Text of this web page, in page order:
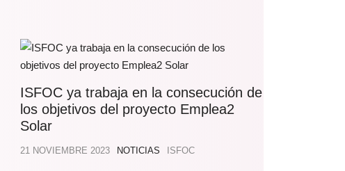
ISFOC ya trabaja en la consecución de
los objetivos del proyecto Emplea2
Solar
21 NOVIEMBRE 2023 NOTICIAS ISFOC